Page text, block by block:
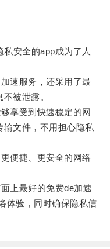
安全的app成为了人
速服务，还采用了最
被泄露。
享受到快速稳定的网
文件，不用担心隐私
便捷、更安全的网络
上最好的免费de加速
体验，同时确保隐私信